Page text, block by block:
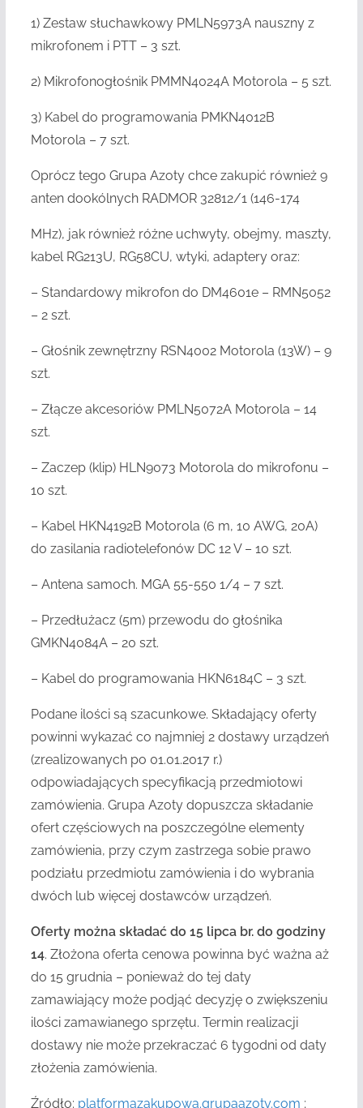
1) Zestaw słuchawkowy PMLN5973A nauszny z
mikrofonem i PTT – 3 szt.
2) Mikrofonogłośnik PMMN4024A Motorola – 5 szt.
3) Kabel do programowania PMKN4012B
Motorola – 7 szt.
Oprócz tego Grupa Azoty chce zakupić również 9
anten dookólnych RADMOR 32812/1 (146-174
MHz), jak również różne uchwyty, obejmy, maszty,
kabel RG213U, RG58CU, wtyki, adaptery oraz:
– Standardowy mikrofon do DM4601e – RMN5052
– 2 szt.
– Głośnik zewnętrzny RSN4002 Motorola (13W) – 9
szt.
– Złącze akcesoriów PMLN5072A Motorola – 14
szt.
– Zaczep (klip) HLN9073 Motorola do mikrofonu –
10 szt.
– Kabel HKN4192B Motorola (6 m, 10 AWG, 20A)
do zasilania radiotelefonów DC 12 V – 10 szt.
– Antena samoch. MGA 55-550 1/4 – 7 szt.
– Przedłużacz (5m) przewodu do głośnika
GMKN4084A – 20 szt.
– Kabel do programowania HKN6184C – 3 szt.
Podane ilości są szacunkowe. Składający oferty
powinni wykazać co najmniej 2 dostawy urządzeń
(zrealizowanych po 01.01.2017 r.)
odpowiadających specyfikacją przedmiotowi
zamówienia. Grupa Azoty dopuszcza składanie
ofert częściowych na poszczególne elementy
zamówienia, przy czym zastrzega sobie prawo
podziału przedmiotu zamówienia i do wybrania
dwóch lub więcej dostawców urządzeń.
Oferty można składać do 15 lipca br. do godziny
14. Złożona oferta cenowa powinna być ważna aż
do 15 grudnia – ponieważ do tej daty
zamawiający może podjąć decyzję o zwiększeniu
ilości zamawianego sprzętu. Termin realizacji
dostawynie może przekraczać 6 tygodni od daty
złożenia zamówienia.
Źródło: platformazakupowa.grupaazoty.com ;